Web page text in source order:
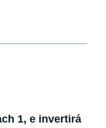
1, e invertirá